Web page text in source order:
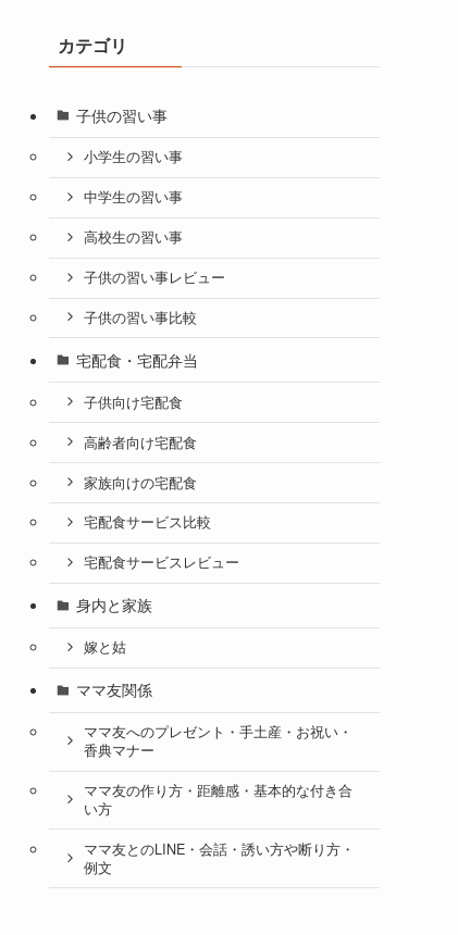
カテゴリ
子供の習い事
小学生の習い事
中学生の習い事
高校生の習い事
子供の習い事レビュー
子供の習い事比較
宅配食・宅配弁当
子供向け宅配食
高齢者向け宅配食
家族向けの宅配食
宅配食サービス比較
宅配食サービスレビュー
身内と家族
嫁と姑
ママ友関係
ママ友へのプレゼント・手土産・お祝い・
香典マナー
ママ友の作り方・距離感・基本的な付き合
い方
ママ友とのLINE・会話・誘い方や断り方・
例文